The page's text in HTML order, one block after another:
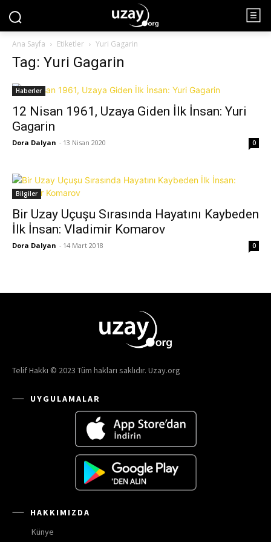
Ana Sayfa Etiketler Yuri Gagarin
Tag: Yuri Gagarin
Haberler
12 Nisan 1961, Uzaya Giden İlk İnsan: Yuri
Gagarin
Dora Dalyan - 13 Nisan 2020 0
Bilgiler
Bir Uzay Uçuşu Sırasında Hayatını Kaybeden
İlk İnsan: Vladimir Komarov
Dora Dalyan - 14 Mart 2018 0
Telif Hakkı © 2023 Tüm hakları saklıdır. Uzay.org
UYGULAMALAR
HAKKIMIZDA
Künye